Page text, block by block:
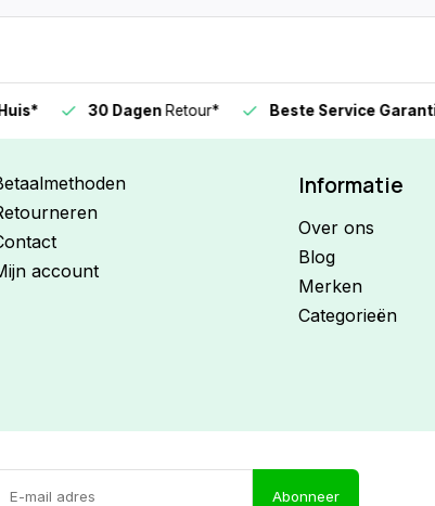
30 DagenRetour* Beste Service Garantie
account
Informatie
Over ons
Blog
Merken
Categorieën
Abonneer